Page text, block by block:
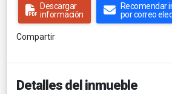
Descargar
información
Recomendar
por correo
Compartir
Detalles del inmueble